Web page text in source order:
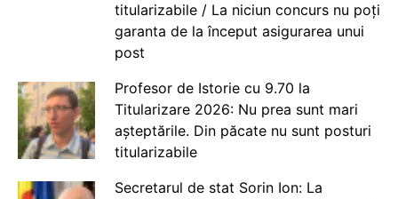
titularizabile / La niciun concurs nu poți
garanta de la început asigurarea unui
post
Profesor de Istorie cu 9.70 la
Titularizare 2026: Nu prea sunt mari
așteptările. Din păcate nu sunt posturi
titularizabile
Secretarul de stat Sorin Ion: La